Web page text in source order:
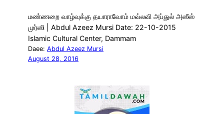
மண்ணறை வாழ்வுக்கு தயாராவோம் மவ்லவி அப்துல் அஸீஸ்
முர்ஸி | Abdul Azeez Mursi Date: 22-10-2015
Islamic Cultural Center, Dammam
Daee: Abdul Azeez Mursi
August 28, 2016